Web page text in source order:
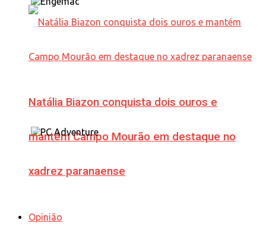
Natália Biazon conquista dois ouros e
mantém Campo Mourão em destaque no
xadrez paranaense
Opinião